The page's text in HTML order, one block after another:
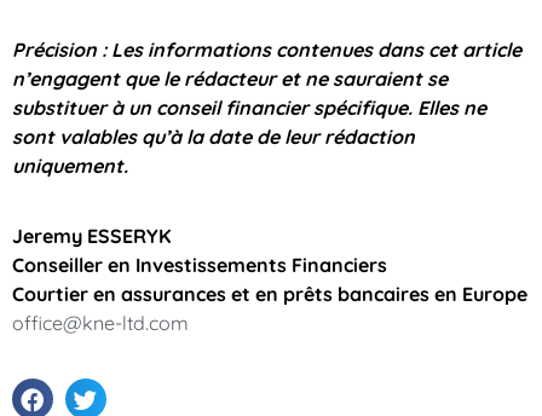
Précision : Les informations contenues dans cet article
n’engagent que le rédacteur et ne sauraient se
substituer à un conseil financier spécifique. Elles ne
sont valables qu’à la date de leur rédaction
uniquement.
Jeremy ESSERYK
Conseiller en Investissements Financiers
Courtier en assurances et en prêts bancaires en Europe
office@kne-ltd.com